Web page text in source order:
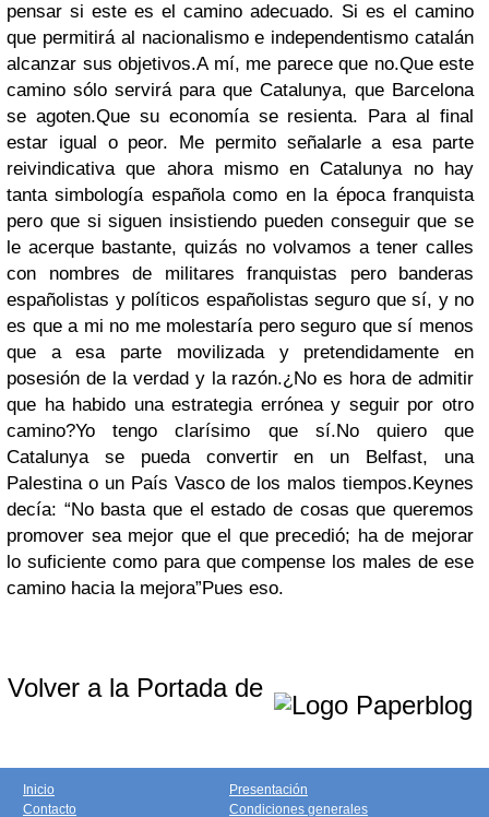
pensar si este es el camino adecuado. Si es el camino
que permitirá al nacionalismo e independentismo catalán
alcanzar sus objetivos.A mí, me parece que no.Que este
camino sólo servirá para que Catalunya, que Barcelona
se agoten.Que su economía se resienta. Para al final
estar igual o peor. Me permito señalarle a esa parte
reivindicativa que ahora mismo en Catalunya no hay
tanta simbología española como en la época franquista
pero que si siguen insistiendo pueden conseguir que se
le acerque bastante, quizás no volvamos a tener calles
con nombres de militares franquistas pero banderas
españolistas y políticos españolistas seguro que sí, y no
es que a mi no me molestaría pero seguro que sí menos
que a esa parte movilizada y pretendidamente en
posesión de la verdad y la razón.¿No es hora de admitir
que ha habido una estrategia errónea y seguir por otro
camino?Yo tengo clarísimo que sí.No quiero que
Catalunya se pueda convertir en un Belfast, una
Palestina o un País Vasco de los malos tiempos.Keynes
decía: “No basta que el estado de cosas que queremos
promover sea mejor que el que precedió; ha de mejorar
lo suficiente como para que compense los males de ese
camino hacia la mejora”Pues eso.
Volver a la Portada de
Inicio
Contacto
Presentación
Condiciones generales